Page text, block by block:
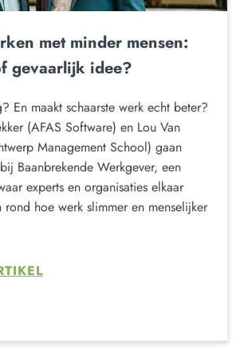
met minder mensen:
gevaarlijk idee?
En maakt schaarste werk echt beter?
(AFAS Software) en Lou Van
Management School) gaan
Baanbrekende Werkgever, een
experts en organisaties elkaar
rond hoe werk slimmer en menselijker